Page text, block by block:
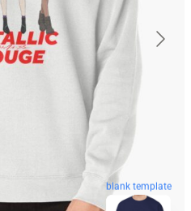
blank template